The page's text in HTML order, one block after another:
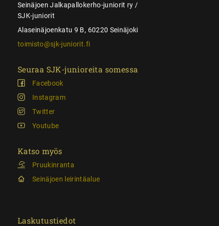
Seinäjoen Jalkapallokerho-juniorit ry /
SJK-juniorit
Alaseinäjoenkatu 9 B, 60220 Seinäjoki
toimisto@sjk-juniorit.fi
Seuraa SJK-junioreita somessa
Facebook
Instagram
Twitter
Youtube
Katso myös
Pruukinranta
Seinäjoen leirintäalue
Laskutustiedot